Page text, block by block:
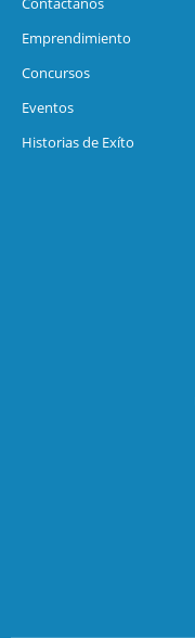
Emprendimiento
Concursos
Eventos
Historias de Exíto